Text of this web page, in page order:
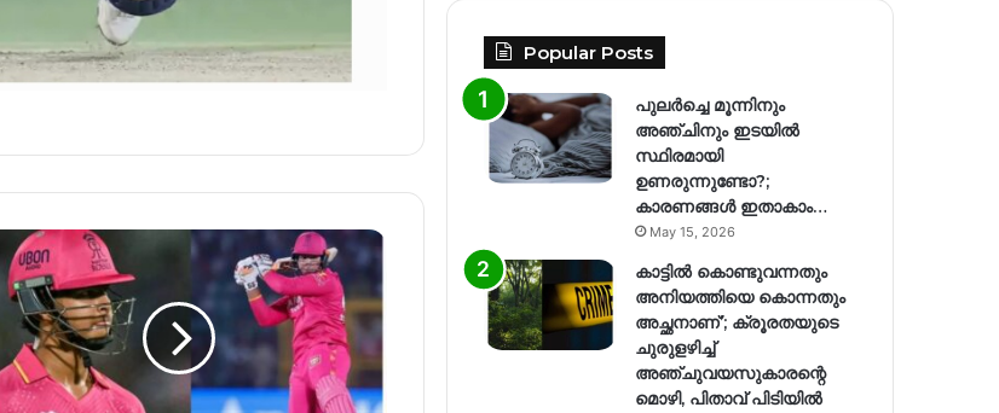
Popular Posts
പുലർച്ചെ മൂന്നിനും
അഞ്ചിനും ഇടയിൽ
സ്ഥിരമായി
ഉണരുന്നുണ്ടോ?;
കാരണങ്ങള്‍ ഇതാകാം…
May 15, 2026
കാട്ടിൽ കൊണ്ടുവന്നതും
അനിയത്തിയെ കൊന്നതും
അച്ഛനാണ്’; ക്രൂരതയുടെ
ചുരുളഴിച്ച്
അഞ്ചുവയസുകാരന്റെ
മൊഴി, പിതാവ് പിടിയിൽ